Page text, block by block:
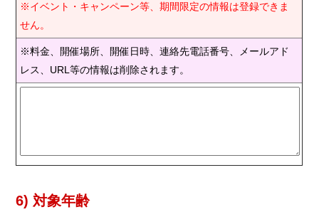
※イベント・キャンペーン等、期間限定の情報は登録できま
せん。
※料金、開催場所、開催日時、連絡先電話番号、メールアド
レス、URL等の情報は削除されます。
6) 対象年齢